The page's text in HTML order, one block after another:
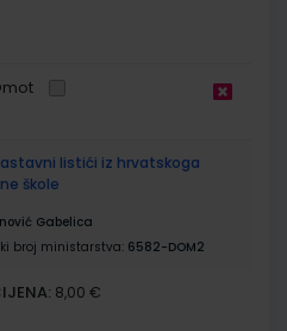
nastavni listići iz hrvatskoga
škole
Gabelica
broj ministarstva: 6582-DOM2
8,00 €